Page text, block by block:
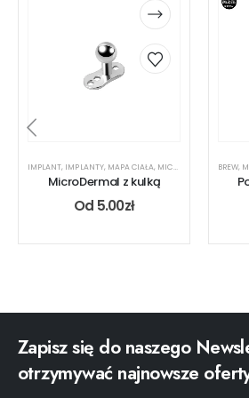
IMPLANT, IMPLANTY, MAPA CIAŁA, MICRODERMAL
MicroDermal z kulką
Od 5.00zł
BREW,
Zapisz się do naszego
otrzymywać najnowsze